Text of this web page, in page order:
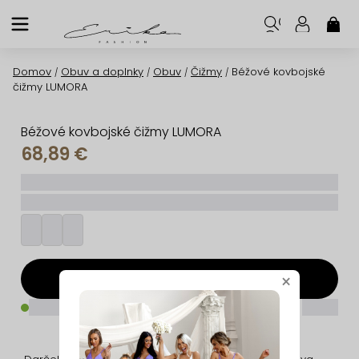
na
Domov / Obuv a doplnky / Obuv / Čižmy / Béžové kovbojské
čižmy LUMORA
Béžové kovbojské čižmy LUMORA
68,89 €
×